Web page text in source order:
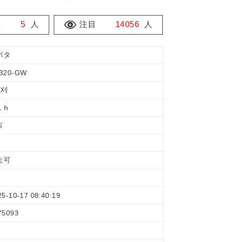
5 人 注目 14056 人
タ
GW
h
可
10-17 08:40:19